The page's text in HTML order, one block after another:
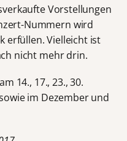
Vorstellungen
Nummern wird
erfüllen. Vielleicht ist
nicht mehr drin.
14., 17., 23., 30.
im Dezember und